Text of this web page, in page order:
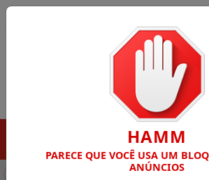
EM PORTO GRANDE COM
HAMM
PARECE QUE VOCÊ USA UM
ANÚNCIOS